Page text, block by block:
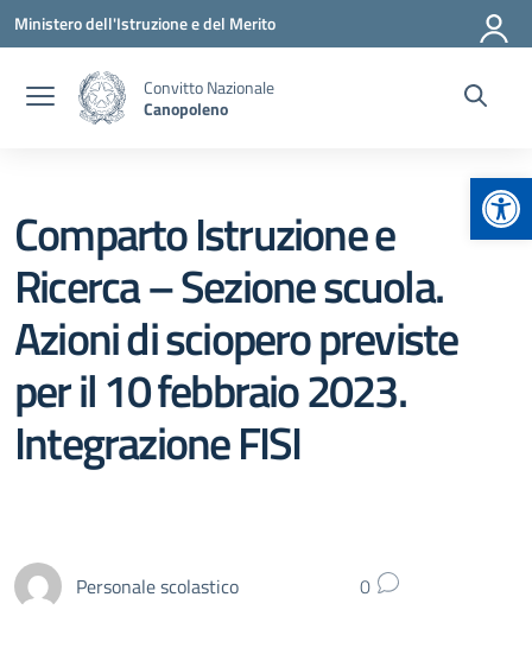
Vai ai contenuti
Vai al menu di navigazione
Vai al footer
Ministero dell'Istruzione e del Merito
Convitto Nazionale
Canopoleno
Comparto Istruzione e
Ricerca – Sezione scuola.
Azioni di sciopero previste
per il 10 febbraio 2023.
Integrazione FISI
Personale scolastico 0